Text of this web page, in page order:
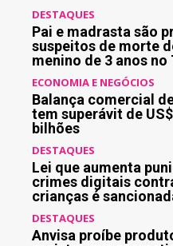
DESTAQUES
Pai e madrasta são
suspeitos de morte
menino de 3 anos no
ECONOMIA E NEGÓCIOS
Balança comercial
tem superávit de
bilhões
DESTAQUES
Lei que aumenta
crimes digitais
crianças é
DESTAQUES
Anvisa proíbe